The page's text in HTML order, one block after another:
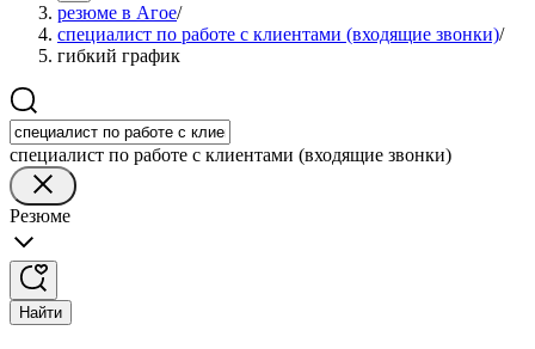
резюме в Агое/
специалист по работе с клиентами (входящие звонки)/
гибкий график
специалист по работе с клиентами (входящие звонки)
Резюме
Найти